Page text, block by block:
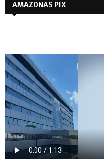
AMAZONAS PIX